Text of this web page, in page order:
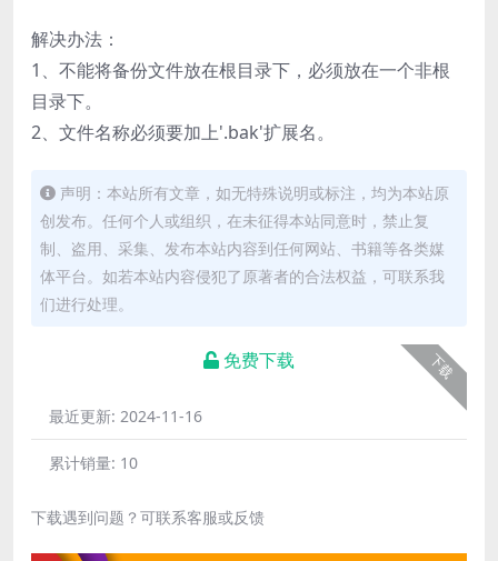
解决办法：
1、不能将备份文件放在根目录下，必须放在一个非根
目录下。
2、文件名称必须要加上'.bak'扩展名。
声明：本站所有文章，如无特殊说明或标注，均为本站原
创发布。任何个人或组织，在未征得本站同意时，禁止复
制、盗用、采集、发布本站内容到任何网站、书籍等各类媒
体平台。如若本站内容侵犯了原著者的合法权益，可联系我
们进行处理。
下载
免费下载
最近更新: 2024-11-16
累计销量: 10
下载遇到问题？可联系客服或反馈